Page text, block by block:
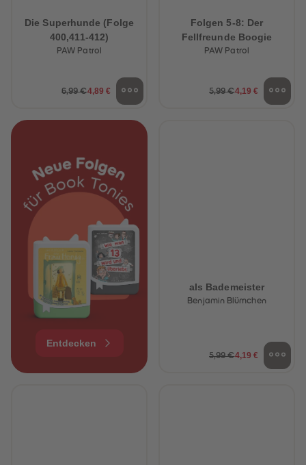
Die Superhunde (Folge
400,411-412)
PAW Patrol
6,99 €4,89 €
Folgen 5-8: Der
Fellfreunde Boogie
PAW Patrol
5,99 €4,19 €
Entdecken
als Bademeister
Benjamin Blümchen
5,99 €4,19 €